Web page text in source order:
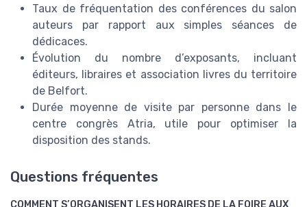
Taux de fréquentation des conférences du salon
auteurs par rapport aux simples séances de
dédicaces.
Évolution du nombre d’exposants, incluant
éditeurs, libraires et association livres du territoire
de Belfort.
Durée moyenne de visite par personne dans le
centre congrès Atria, utile pour optimiser la
disposition des stands.
Questions fréquentes